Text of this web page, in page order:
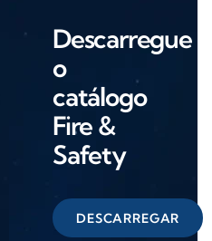
Descarregue
o
catálogo
Fire &
Safety
DESCARREGAR